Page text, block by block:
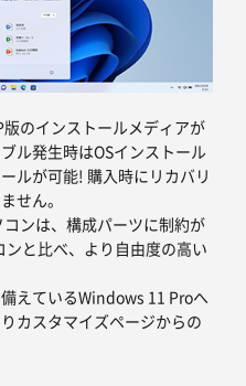
のインストールメディアが
ル発生時はOSインストール
ルが可能! 購入時にリカバリ
せん。
ンは、構成パーツに制約が
と比べ、より自由度の高い
えているWindows 11 Proへ
カスタマイズページからの